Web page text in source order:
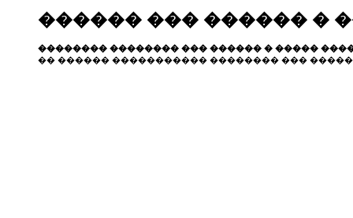
������ ��� ������ �
�������� �������� ��� ������ � �����
�� ������ ����������� �������� ���